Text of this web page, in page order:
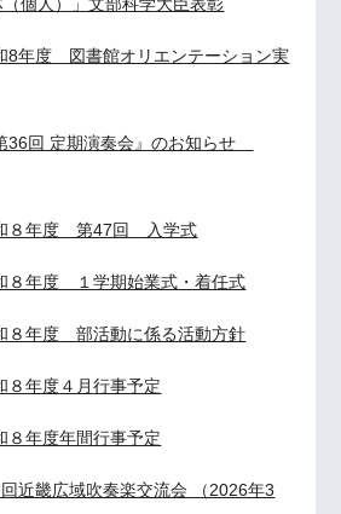
8年度 図書館オリエンテーション実
36回 定期演奏会』のお知らせ
８年度 第47回 入学式
８年度 １学期始業式・着任式
８年度 部活動に係る活動方針
８年度４月行事予定
８年度年間行事予定
近畿広域吹奏楽交流会 （2026年3